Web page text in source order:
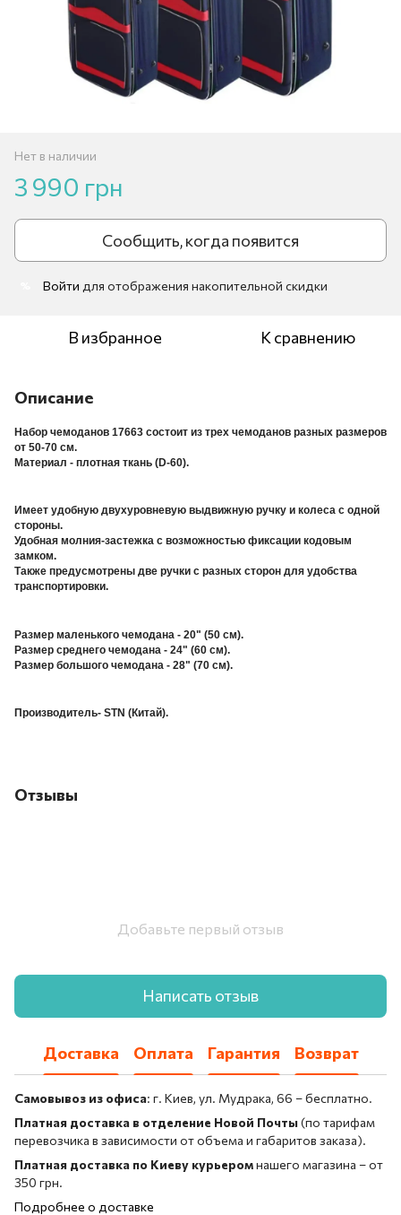
Нет в наличии
3 990 грн
Сообщить, когда появится
Войти для отображения накопительной скидки
В избранное К сравнению
Описание
Набор чемоданов 17663 состоит из трех чемоданов разных размеров
от 50-70 см.
Материал - плотная ткань (D-60).
Имеет удобную двухуровневую выдвижную ручку и колеса с одной
стороны.
Удобная молния-застежка с возможностью фиксации кодовым
замком.
Также предусмотрены две ручки с разных сторон для удобства
транспортировки.
Размер маленького чемодана - 20" (50 см).
Размер среднего чемодана - 24" (60 см).
Размер большого чемодана - 28" (70 см).
Производитель- STN (Китай).
Отзывы
Добавьте первый отзыв
Написать отзыв
Доставка Оплата Гарантия Возврат
Самовывоз из офиса: г. Киев, ул. Мудрака, 66 – бесплатно.
Платная доставка в отделение Новой Почты(по тарифам
перевозчика в зависимости от объема и габаритов заказа).
Платная доставка по Киеву курьеромнашего магазина – от
350 грн.
Подробнее о доставке